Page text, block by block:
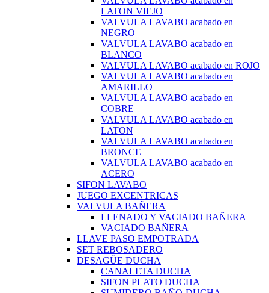
LATON VIEJO
VALVULA LAVABO acabado en
NEGRO
VALVULA LAVABO acabado en
BLANCO
VALVULA LAVABO acabado en ROJO
VALVULA LAVABO acabado en
AMARILLO
VALVULA LAVABO acabado en
COBRE
VALVULA LAVABO acabado en
LATON
VALVULA LAVABO acabado en
BRONCE
VALVULA LAVABO acabado en
ACERO
SIFON LAVABO
JUEGO EXCENTRICAS
VALVULA BAÑERA
LLENADO Y VACIADO BAÑERA
VACIADO BAÑERA
LLAVE PASO EMPOTRADA
SET REBOSADERO
DESAGÜE DUCHA
CANALETA DUCHA
SIFON PLATO DUCHA